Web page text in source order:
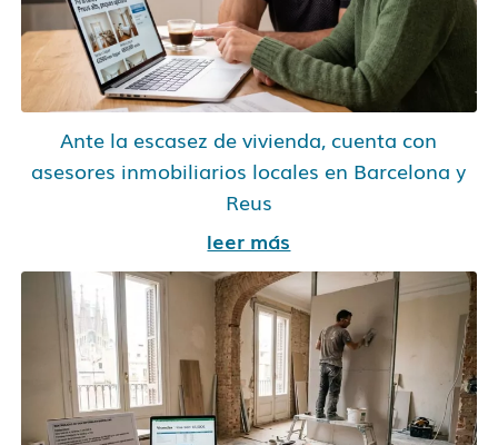
Ante la escasez de vivienda, cuenta con
asesores inmobiliarios locales en Barcelona y
Reus
leer más